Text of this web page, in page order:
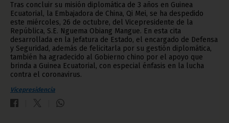
Tras concluir su misión diplomática de 3 años en Guinea
Ecuatorial, la Embajadora de China, Qi Mei, se ha despedido
este miércoles, 26 de octubre, del Vicepresidente de la
República, S.E. Nguema Obiang Mangue. En esta cita
desarrollada en la Jefatura de Estado, el encargado de Defensa
y Seguridad, además de felicitarla por su gestión diplomática,
también ha agradecido al Gobierno chino por el apoyo que
brinda a Guinea Ecuatorial, con especial énfasis en la lucha
contra el coronavirus.
Vicepresidencia